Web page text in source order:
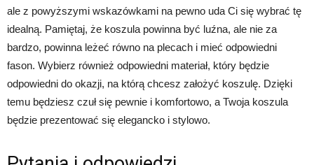
ale z powyższymi wskazówkami na pewno uda Ci się wybrać tę
idealną. Pamiętaj, że koszula powinna być luźna, ale nie za
bardzo, powinna leżeć równo na plecach i mieć odpowiedni
fason. Wybierz również odpowiedni materiał, który będzie
odpowiedni do okazji, na którą chcesz założyć koszulę. Dzięki
temu będziesz czuł się pewnie i komfortowo, a Twoja koszula
będzie prezentować się elegancko i stylowo.